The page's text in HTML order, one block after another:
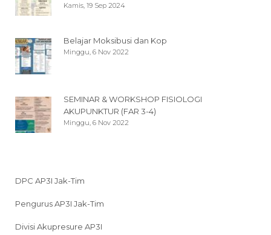
Kamis, 19 Sep 2024
Belajar Moksibusi dan Kop
Minggu, 6 Nov 2022
SEMINAR & WORKSHOP FISIOLOGI
AKUPUNKTUR (FAR 3-4)
Minggu, 6 Nov 2022
DPC AP3I Jak-Tim
Pengurus AP3I Jak-Tim
Divisi Akupresure AP3I